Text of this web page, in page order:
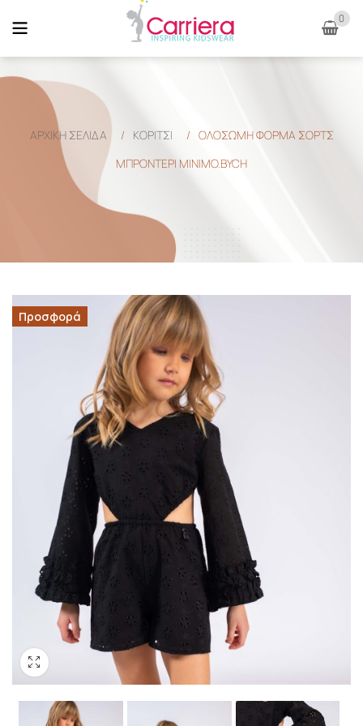
0
ΑΡΧΙΚΉ ΣΕΛΊΔΑ / ΚΟΡΙΤΣΙ / ΟΛΟΣΩΜΗ ΦΟΡΜΑ ΣΟΡΤΣ
ΜΠΡΟΝΤΕΡΙ MINIMO.BYCH
Προσφορά